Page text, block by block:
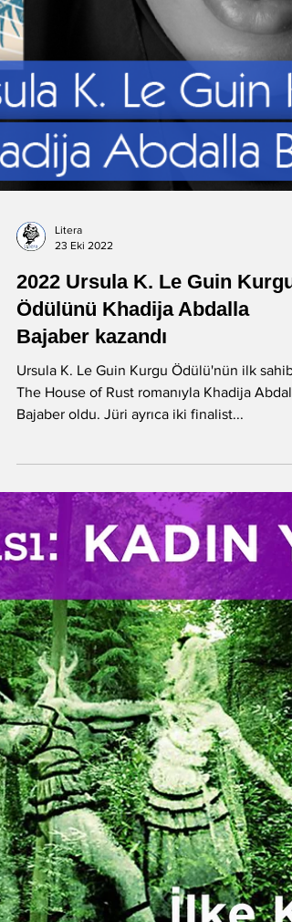
23 Eki 2022
2022 Ursula K. Le Guin Kurgu
Ödülünü Khadija Abdalla
Bajaber kazandı
Ursula K. Le Guin Kurgu Ödülü'nün ilk sahibi
Bajaber oldu. Jüri ayrıca iki finalist...